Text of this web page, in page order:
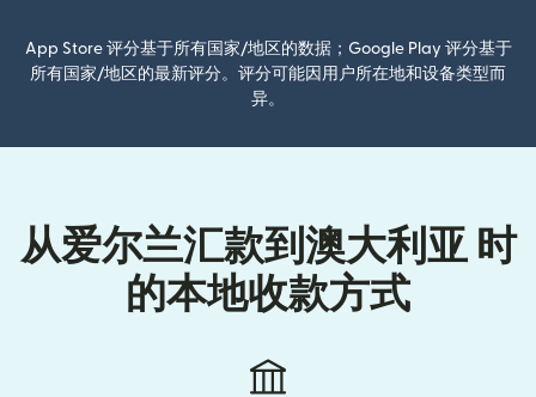
App Store 评分基于所有国家/地区的数据；Google Play 评分基于
所有国家/地区的最新评分。评分可能因用户所在地和设备类型而
异。
从爱尔兰汇款到澳大利亚 时
的本地收款方式